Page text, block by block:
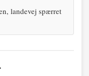
landevej spærret